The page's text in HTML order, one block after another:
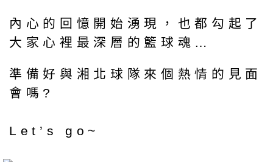
內心的回憶開始湧現，也都勾起了
大家心裡最深層的籃球魂…
準備好與湘北球隊來個熱情的見面
會嗎?
Let’s go~